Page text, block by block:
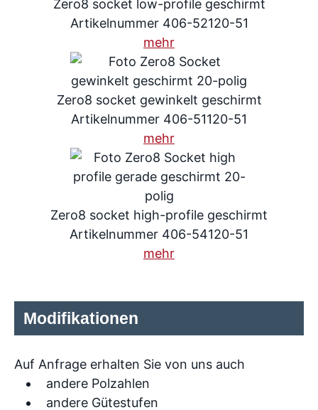
Zero8 socket low-profile geschirmt
Artikelnummer 406-52120-51
mehr
Zero8 socket gewinkelt geschirmt
Artikelnummer 406-51120-51
mehr
Zero8 socket high-profile geschirmt
Artikelnummer 406-54120-51
mehr
Modifikationen
Auf Anfrage erhalten Sie von uns auch
andere Polzahlen
andere Gütestufen